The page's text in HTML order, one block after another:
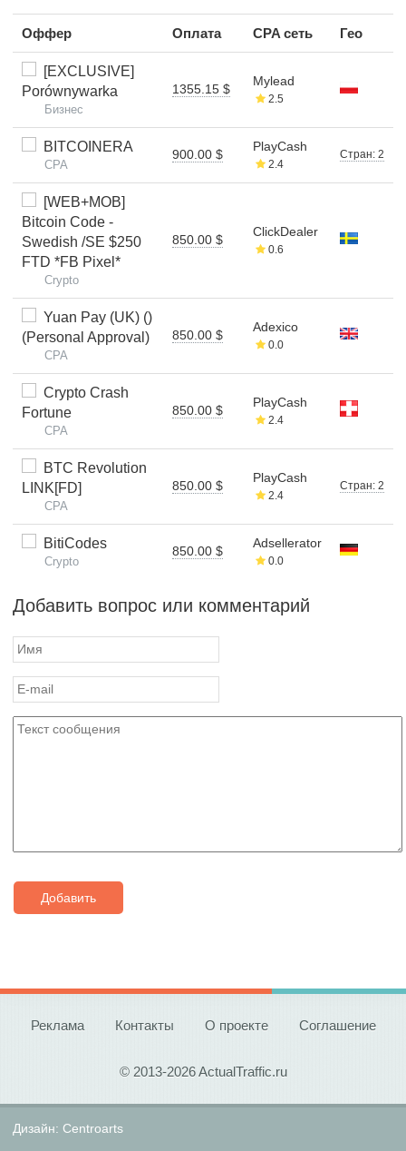
Оффер Оплата CPA сеть Гео
[EXCLUSIVE]
Porównywarka
Бизнес
1355.15 $
Mylead
2.5
BITCOINERA
CPA
900.00 $
PlayCash
2.4
Стран: 2
[WEB+MOB]
Bitcoin Code -
Swedish /SE $250
FTD *FB Pixel*
Crypto
850.00 $
ClickDealer
0.6
Yuan Pay (UK) ()
(Personal Approval)
CPA
850.00 $
Adexico
0.0
Crypto Crash
Fortune
CPA
850.00 $
PlayCash
2.4
BTC Revolution
LINK[FD]
CPA
850.00 $
PlayCash
2.4
Стран: 2
BitiCodes
Crypto
850.00 $
Adsellerator
0.0
Добавить вопрос или комментарий
Добавить
Реклама Контакты О проекте Соглашение
© 2013-2026 ActualTraffic.ru
Дизайн: Centroarts